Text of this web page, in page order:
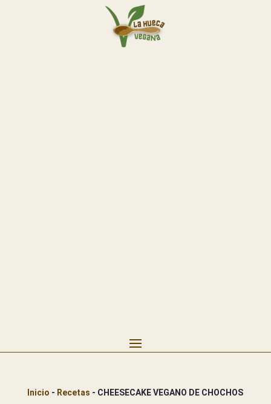
Inicio - Recetas - CHEESECAKE VEGANO DE CHOCHOS Y